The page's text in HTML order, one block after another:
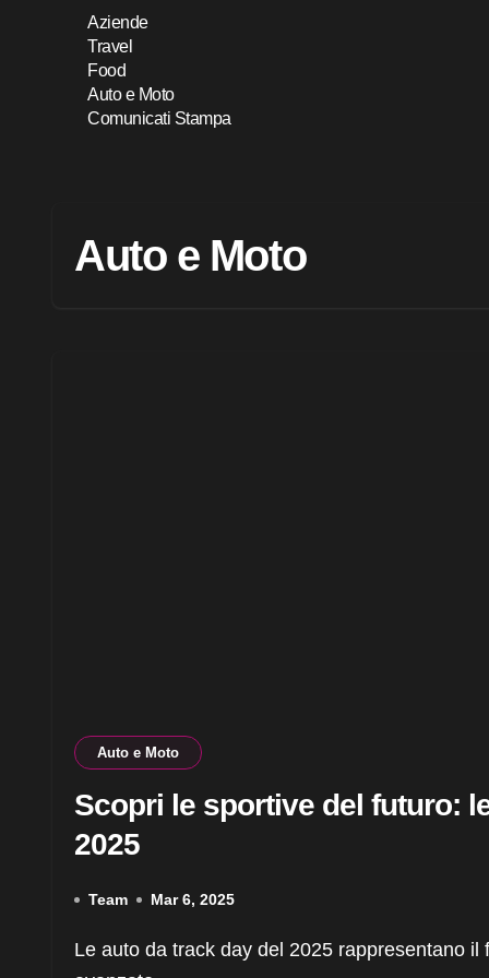
Aziende
Travel
Food
Auto e Moto
Comunicati Stampa
Auto e Moto
Auto e Moto
Scopri le sportive del futuro:
2025
Team Mar 6, 2025
Le auto da track day del 2025 rappresentano il futuro dell’automobilismo sportivo, con tecnologie